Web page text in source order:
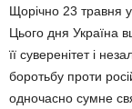
Щорічно 23 травня
Цього дня Україна
її суверенітет і
бороть­бу проти
одночасно сумне